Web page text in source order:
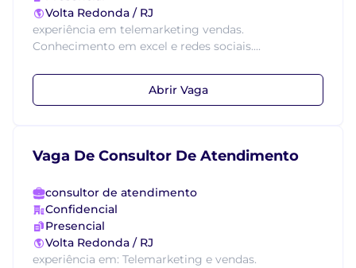
Volta Redonda / RJ
experiência em telemarketing vendas.
Conhecimento em excel e redes sociais....
Abrir Vaga
Vaga De Consultor De Atendimento
consultor de atendimento
Confidencial
Presencial
Volta Redonda / RJ
experiência em: Telemarketing e vendas.